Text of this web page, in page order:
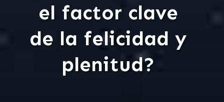
el factor clave
de la felicidad y
plenitud?